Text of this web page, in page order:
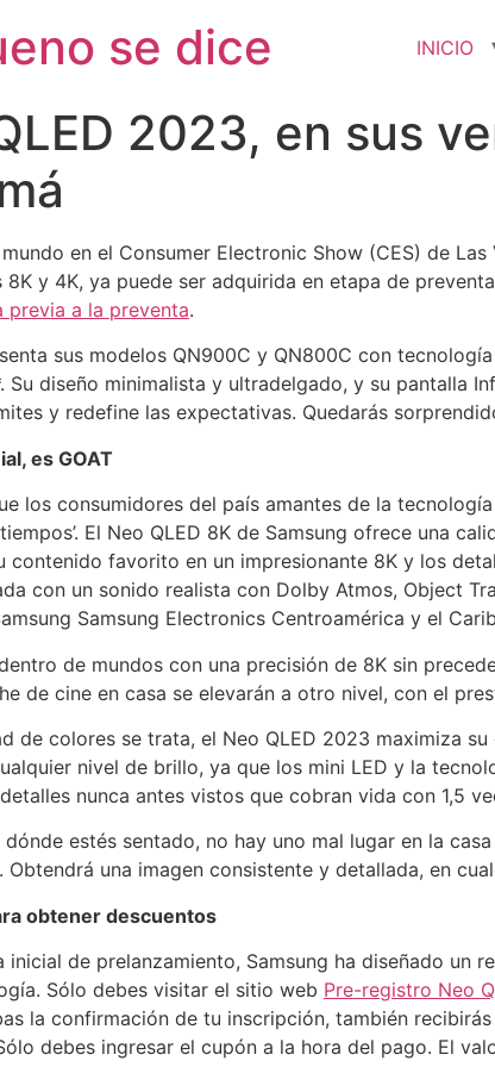
se dice INICIO
2023, en sus
en el Consumer Electronic Show (CES) de
8K y 4K, ya puede ser adquirida en etapa de
previa a la preventa.
sus modelos QN900C y QN800C con
Su diseño minimalista y ultradelgado, y su pantalla
y redefine las expectativas. Quedarás
es GOAT
los consumidores del país amantes de la
El Neo QLED 8K de Samsung ofrece una
contenido favorito en un impresionante 8K y los
con un sonido realista con Dolby Atmos, Object
Samsung Electronics Centroamérica y el
de mundos con una precisión de 8K sin
de cine en casa se elevarán a otro nivel, con el
de colores se trata, el Neo QLED 2023 maximiza
nivel de brillo, ya que los mini LED y la
nunca antes vistos que cobran vida con 1,5
estés sentado, no hay uno mal lugar en la
Obtendrá una imagen consistente y detallada, en
obtener descuentos
inicial de prelanzamiento, Samsung ha diseñado
Sólo debes visitar el sitio web Pre-registro Neo
la confirmación de tu inscripción, también
debes ingresar el cupón a la hora del pago. El